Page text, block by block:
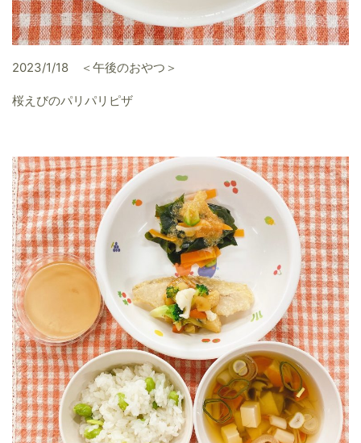
2023/1/18 ＜午後のおやつ＞
桜えびのパリパリピザ